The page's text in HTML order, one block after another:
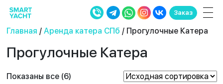
Заказ
Главная / Аренда катера СПб / Прогулочные Катера
Прогулочные Катера
Показаны все (6)